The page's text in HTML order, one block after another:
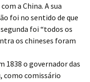
a China. A sua
foi no sentido de que
foi “todos os
os chineses foram
1838 o governador das
como comissário